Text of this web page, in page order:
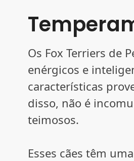
Os Fox Terriers de
enérgicos e
características
disso, não é
teimosos.
Esses cães têm